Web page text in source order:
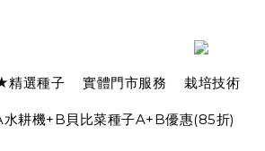
精選種子 實體門市服務 栽培技術
耕機+B貝比菜種子A+B優惠(85折)